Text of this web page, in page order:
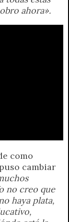
ahora».
como
cambiar
no creo que
haya plata,